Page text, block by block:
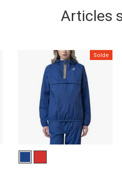
Articles
Solde